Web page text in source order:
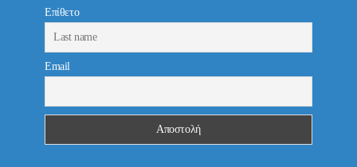
Επίθετο
Email